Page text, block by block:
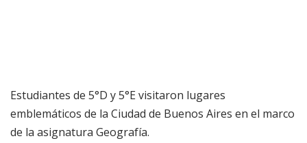
Estudiantes de 5°D y 5°E visitaron lugares
emblemáticos de la Ciudad de Buenos Aires en el marco
de la asignatura Geografía.